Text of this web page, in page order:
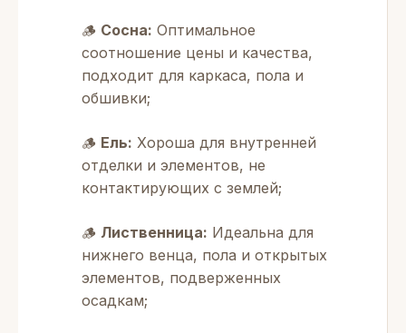
🪵 Сосна: Оптимальное
соотношение цены и качества,
подходит для каркаса, пола и
обшивки;
🪵 Ель: Хороша для внутренней
отделки и элементов, не
контактирующих с землей;
🪵 Лиственница: Идеальна для
нижнего венца, пола и открытых
элементов, подверженных
осадкам;